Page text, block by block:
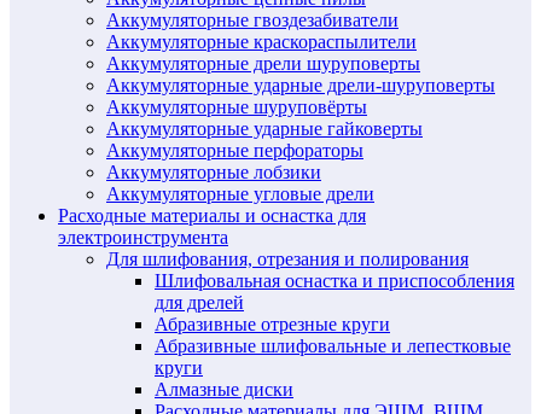
Аккумуляторные гвоздезабиватели
Аккумуляторные краскораспылители
Аккумуляторные дрели шуруповерты
Аккумуляторные ударные дрели-шуруповерты
Аккумуляторные шуруповёрты
Аккумуляторные ударные гайковерты
Аккумуляторные перфораторы
Аккумуляторные лобзики
Аккумуляторные угловые дрели
Расходные материалы и оснастка для
электроинструмента
Для шлифования, отрезания и полирования
Шлифовальная оснастка и приспособления
для дрелей
Абразивные отрезные круги
Абразивные шлифовальные и лепестковые
круги
Алмазные диски